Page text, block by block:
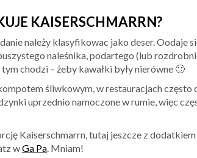
KAISERSCHMARRN?
należy klasyfikowac jako deser. Oodaje
naleśnika, podartego (lub
chodzi – żeby kawałki były nierówne 🙂
śliwkowym, w restauracjach często
uprzednio namoczone w rumie, więc
Kaiserschmarrn, tutaj jeszcze z
wGa Pa . Mniam!